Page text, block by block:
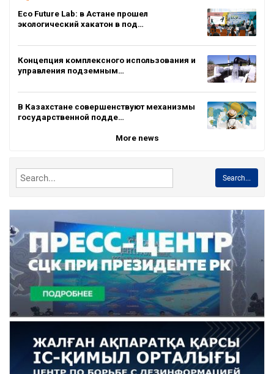
Eco Future Lab: в Астане прошел
экологический хакатон в под…
Концепция комплексного использования и
управления подземным…
В Казахстане совершенствуют механизмы
государственной подде…
More news
Search...